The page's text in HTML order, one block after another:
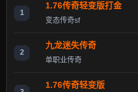
1
1.76传奇轻变版打金
变态传奇sf
2
九龙迷失传奇
单职业传奇
1.76传奇轻变版